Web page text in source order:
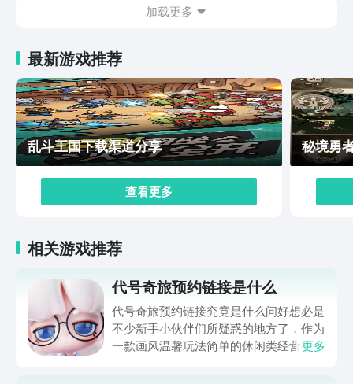
加载更多
最新游戏推荐
乱斗王国下载渠道分享
查看更多
秘境勇
相关游戏推荐
代号奇旅预约链接是什么
代号奇旅预约链接究竟是什么问好想必是
不少新手小伙伴们所疑惑的地方了，作为
一款画风温馨玩法简单的休闲类经营手更多